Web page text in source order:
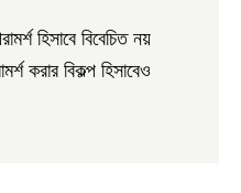
হিসাবে বিবেচিত নয়
করার বিকল্প হিসাবেও